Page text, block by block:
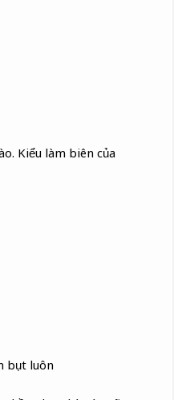
Kiểu làm biên của
bụt luôn